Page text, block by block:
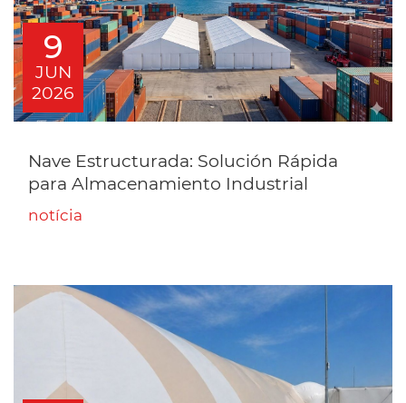
9
JUN
2026
Nave Estructurada: Solución Rápida
para Almacenamiento Industrial
notícia